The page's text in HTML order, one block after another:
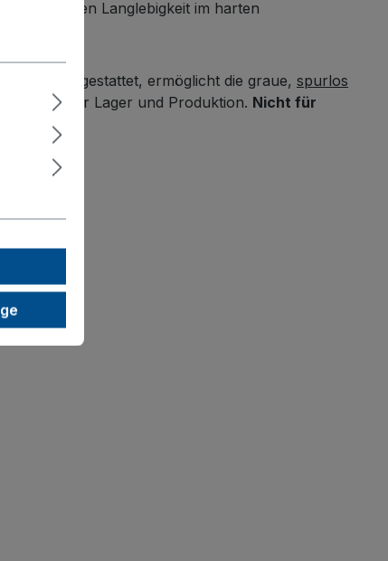
garantieren Langlebigkeit im harten
ausgestattet, ermöglicht die graue, spurlos
– ideal für Lager und Produktion. Nicht für